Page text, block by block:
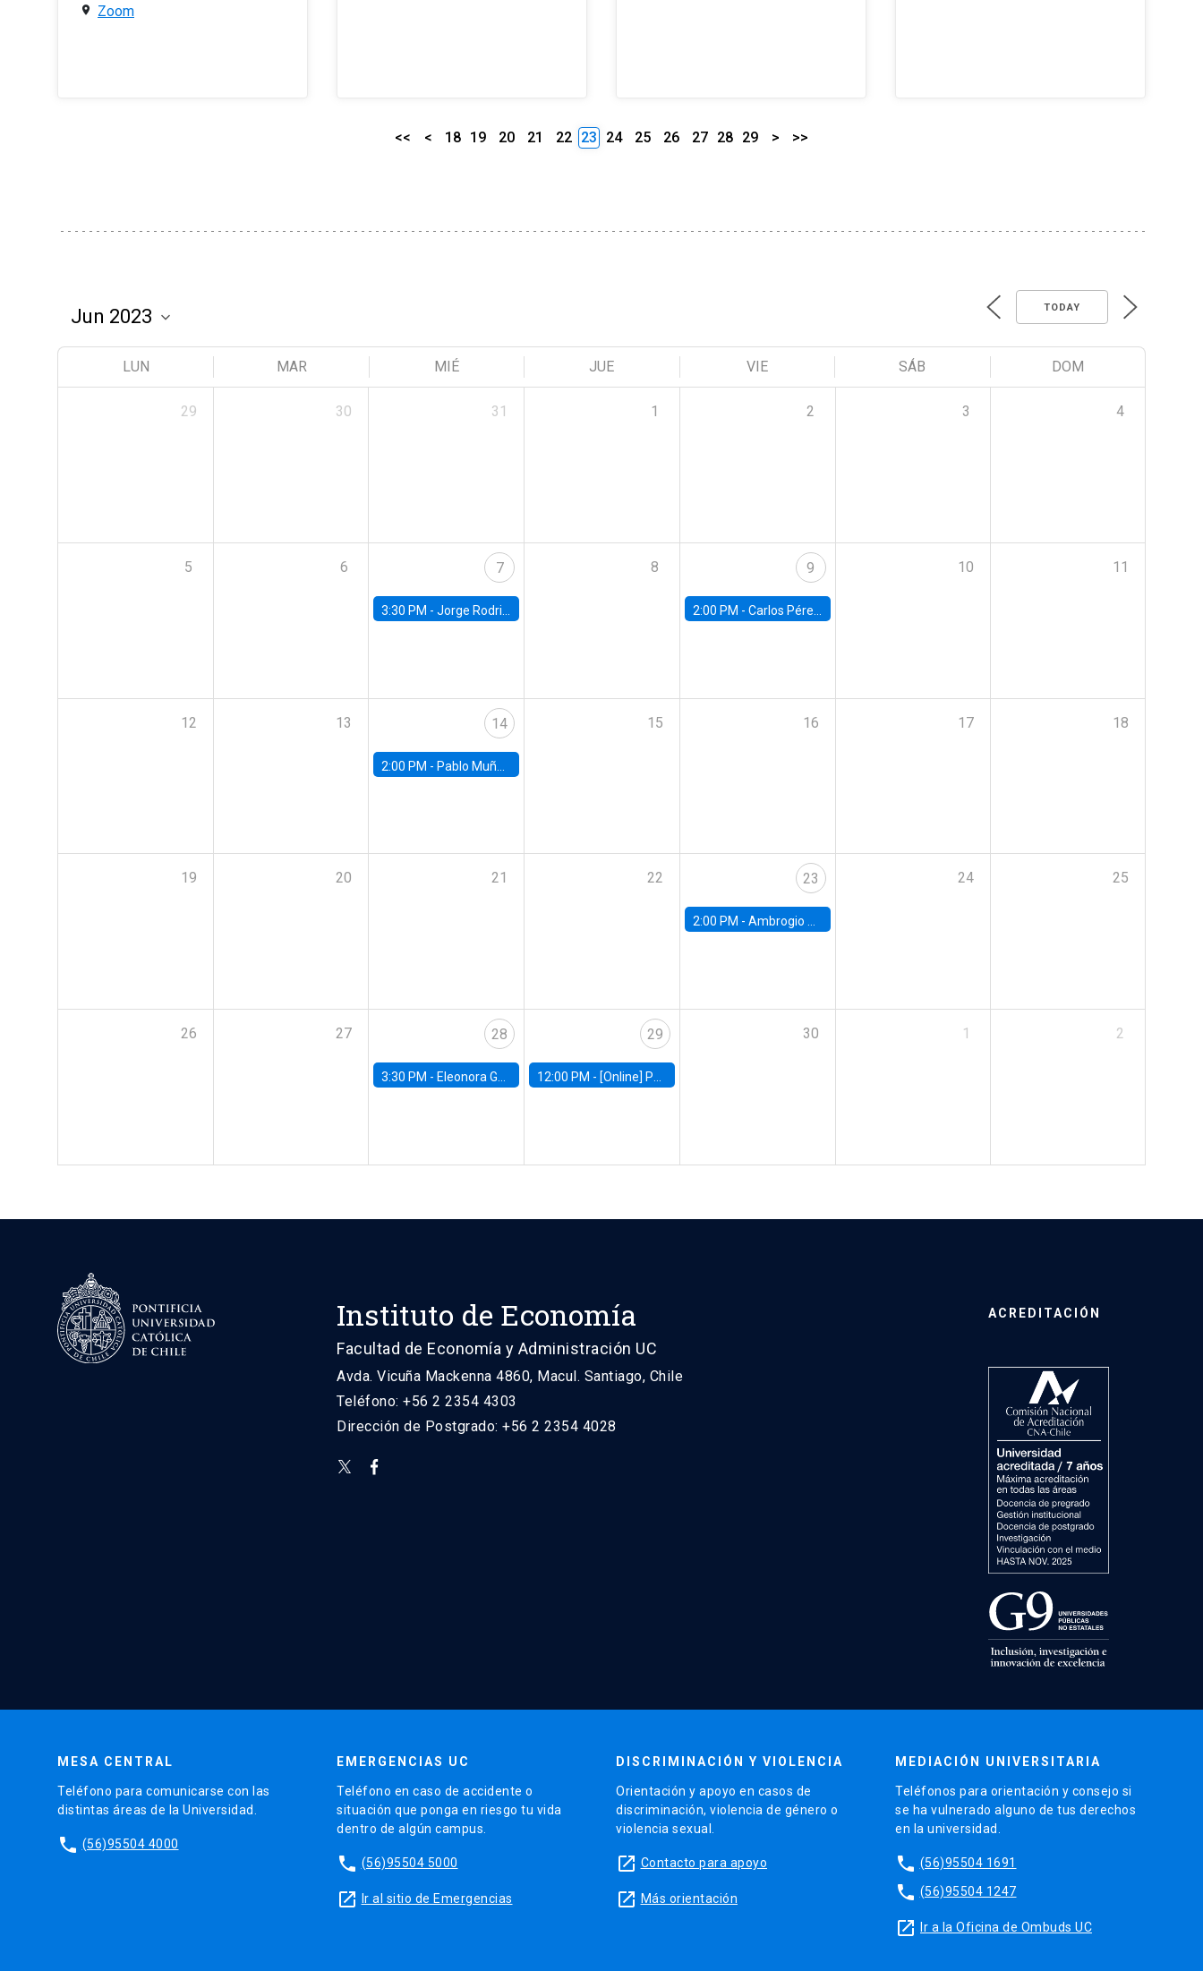
Zoom
<< < 18 19 20 21 22 23 24 25 26 27 28 29 > >>
TODAY
LUN MAR MIÉ JUE VIE SÁB DOM
29 30 31 1 2 3 4
5 6 7
3:30 PM -Jorge Rodriguez, Universidad de Los Andes
8 9
2:00 PM - Carlos Pérez, Universidad Finis Terrae
10 11
12 13 14
2:00 PM - Pablo Muñoz, Universidad de Chile
15 16 17 18
19 20 21 22 23
2:00 PM - Ambrogio Cesa-Bianchi, Bank of England
24 25
26 27 28
3:30 PM - Eleonora Guarnieri, Exeter University
29
12:00 PM - [Online] Pablo Slutzky, University of Maryland
30 1 2
Instituto de Economía
Facultad de Economía y Administración UC
Avda. Vicuña Mackenna 4860, Macul. Santiago, Chile
Teléfono: +56 2 2354 4303
Dirección de Postgrado: +56 2 2354 4028
ACREDITACIÓN
MESA CENTRAL
Teléfono para comunicarse con las
distintas áreas de la Universidad.
phone (56)95504 4000
EMERGENCIAS UC
Teléfono en caso de accidente o
situación que ponga en riesgo tu vida
dentro de algún campus.
phone (56)95504 5000
launch Ir al sitio de Emergencias
DISCRIMINACIÓN Y VIOLENCIA
Orientación y apoyo en casos de
discriminación, violencia de género o
violencia sexual.
launch Contacto para apoyo
launch Más orientación
MEDIACIÓN UNIVERSITARIA
Teléfonos para orientación y consejo si
se ha vulnerado alguno de tus derechos
en la universidad.
phone (56)95504 1691
phone (56)95504 1247
launch Ir a la Oficina de Ombuds UC